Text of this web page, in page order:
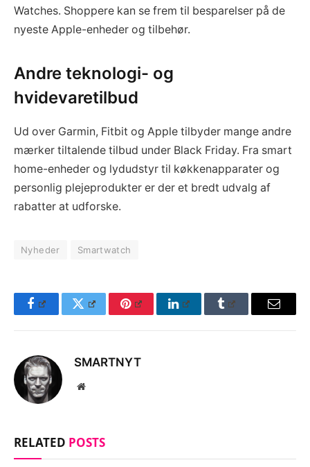
Watches. Shoppere kan se frem til besparelser på de
nyeste Apple-enheder og tilbehør.
Andre teknologi- og
hvidevaretilbud
Ud over Garmin, Fitbit og Apple tilbyder mange andre
mærker tiltalende tilbud under Black Friday. Fra smart
home-enheder og lydudstyr til køkkenapparater og
personlig plejeprodukter er der et bredt udvalg af
rabatter at udforske.
Nyheder Smartwatch
FacebookTwitter Pinterest LinkedInTumblr Email
SMARTNYT
Website
RELATED POSTS